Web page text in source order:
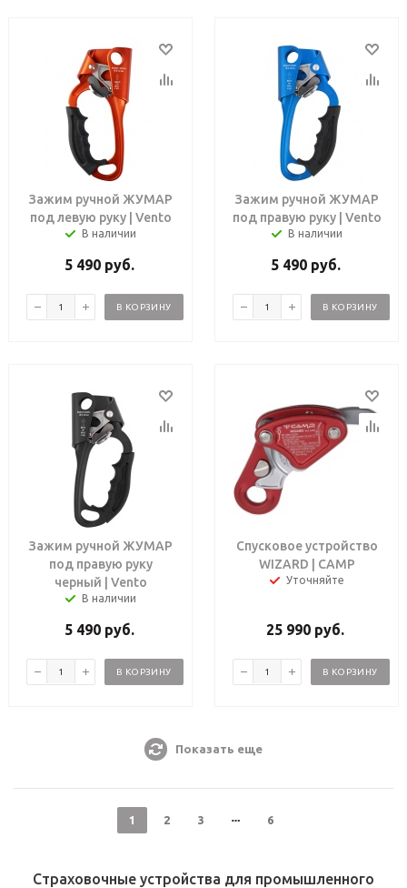
Зажим ручной ЖУМАР
под левую руку | Vento
В наличии
5 490руб.
В КОРЗИНУ
Зажим ручной ЖУМАР
под правую руку | Vento
В наличии
5 490руб.
В КОРЗИНУ
Зажим ручной ЖУМАР
под правую руку
черный | Vento
В наличии
5 490руб.
В КОРЗИНУ
Спусковое устройство
WIZARD | CAMP
Уточняйте
25 990 руб.
В КОРЗИНУ
Показать еще
1 2 3 6
Страховочные устройства для промышленного